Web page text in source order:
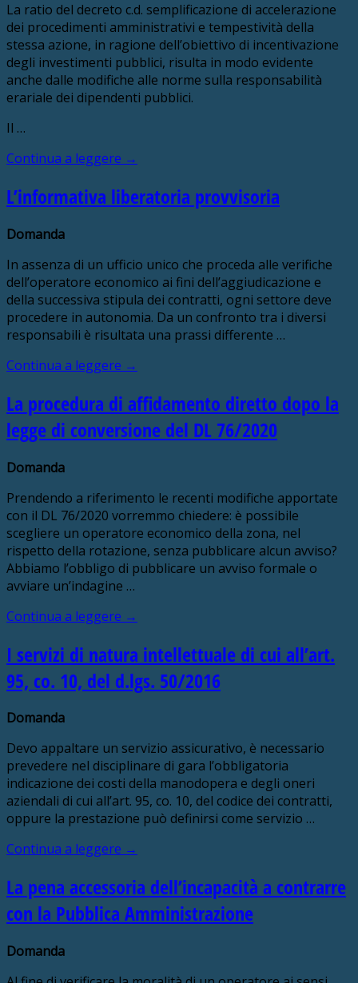
La ratio del decreto c.d. semplificazione di accelerazione
dei procedimenti amministrativi e tempestività della
stessa azione, in ragione dell’obiettivo di incentivazione
degli investimenti pubblici, risulta in modo evidente
anche dalle modifiche alle norme sulla responsabilità
erariale dei dipendenti pubblici.
Il …
Continua a leggere →
L’informativa liberatoria provvisoria
Domanda
In assenza di un ufficio unico che proceda alle verifiche
dell’operatore economico ai fini dell’aggiudicazione e
della successiva stipula dei contratti, ogni settore deve
procedere in autonomia. Da un confronto tra i diversi
responsabili è risultata una prassi differente …
Continua a leggere →
La procedura di affidamento diretto dopo la
legge di conversione del DL 76/2020
Domanda
Prendendo a riferimento le recenti modifiche apportate
con il DL 76/2020 vorremmo chiedere: è possibile
scegliere un operatore economico della zona, nel
rispetto della rotazione, senza pubblicare alcun avviso?
Abbiamo l’obbligo di pubblicare un avviso formale o
avviare un’indagine …
Continua a leggere →
I servizi di natura intellettuale di cui all’art.
95, co. 10, del d.lgs. 50/2016
Domanda
Devo appaltare un servizio assicurativo, è necessario
prevedere nel disciplinare di gara l’obbligatoria
indicazione dei costi della manodopera e degli oneri
aziendali di cui all’art. 95, co. 10, del codice dei contratti,
oppure la prestazione può definirsi come servizio …
Continua a leggere →
La pena accessoria dell’incapacità a contrarre
con la Pubblica Amministrazione
Domanda